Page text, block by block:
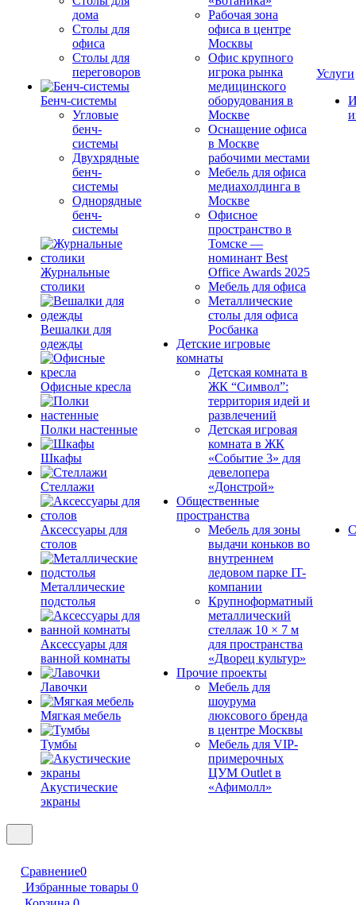
дома
Столы для
офиса
Столы для
переговоров
Бенч-системы
Угловые
бенч-
системы
Двухрядные
бенч-
системы
Однорядные
бенч-
системы
Журнальные
столики
Вешалки для
одежды
Офисные кресла
Полки настенные
Шкафы
Стеллажи
Аксессуары для
столов
Металлические
подстолья
Аксессуары для
ванной комнаты
Лавочки
Мягкая мебель
Тумбы
Акустические
экраны
Рабочая зона
офиса в центре
Москвы
Офис крупного
игрока рынка
медицинского
оборудования в
Москве
Оснащение офиса
в Москве
рабочими местами
Мебель для офиса
медиахолдинга в
Москве
Офисное
пространство в
Томске —
номинант Best
Office Awards 2025
Мебель для офиса
Металлические
столы для офиса
Росбанка
Детские игровые
комнаты
Детская комната в
ЖК “Символ”:
территория идей и
развлечений
Детская игровая
комната в ЖК
«Событие 3» для
девелопера
«Донстрой»
Общественные
пространства
Мебель для зоны
выдачи коньков во
внутреннем
ледовом парке IT-
компании
Крупноформатный
металлический
стеллаж 10 × 7 м
для пространства
«Дворец культур»
Прочие проекты
Мебель для
шоурума
люксового бренда
в центре Москвы
Мебель для VIP-
примерочных
ЦУМ Outlet в
«Афимолл»
Услуги
Сравнение0
Избранные товары 0